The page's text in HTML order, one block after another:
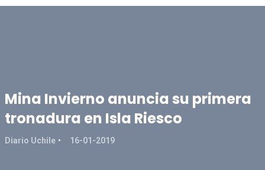
Mina Invierno anuncia su primera
tronadura en Isla Riesco
Diario Uchile 16-01-2019